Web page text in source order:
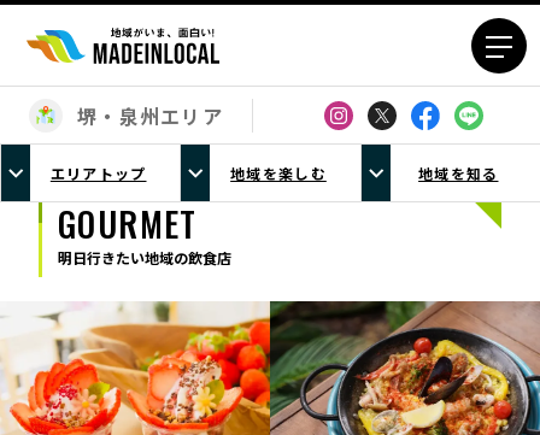
エリアから探す
北海道エリア
青森エリア
岩手エリア
秋田エリア
福島エリア
茨城エリア
栃木エリア
群馬エリア
埼玉エリア
千葉エリア
東京23区エリア
多摩エリア
堺・泉州エリア
エリアトップ 地域を楽しむ 地域を知る
GOURMET
明日行きたい地域の飲食店